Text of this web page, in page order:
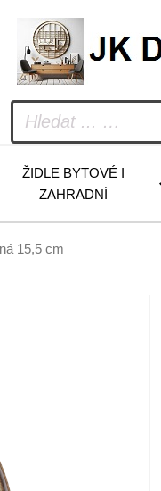
ŽIDLE BYTOVÉ I
ZAHRADNÍ
15,5 cm